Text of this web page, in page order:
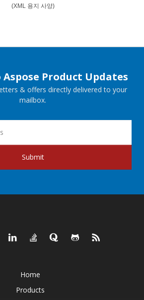
(XML 용지 사양)
Product Updates
& offers directly delivered to your
mailbox.
Submit
Home
Products